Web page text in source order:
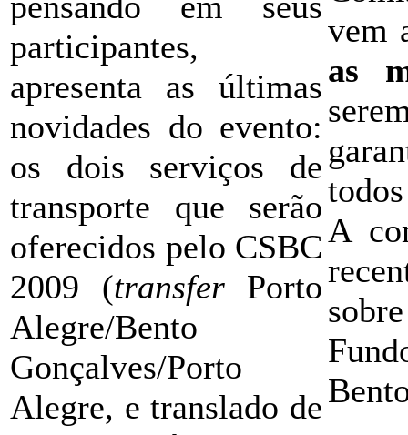
participantes,
apresenta as últimas
novidades do evento:
os dois serviços de
transporte que serão
oferecidos pelo CSBC
2009 (transfer Porto
Alegre/Bento
Gonçalves/Porto
Alegre, e translado de
vem
as
A